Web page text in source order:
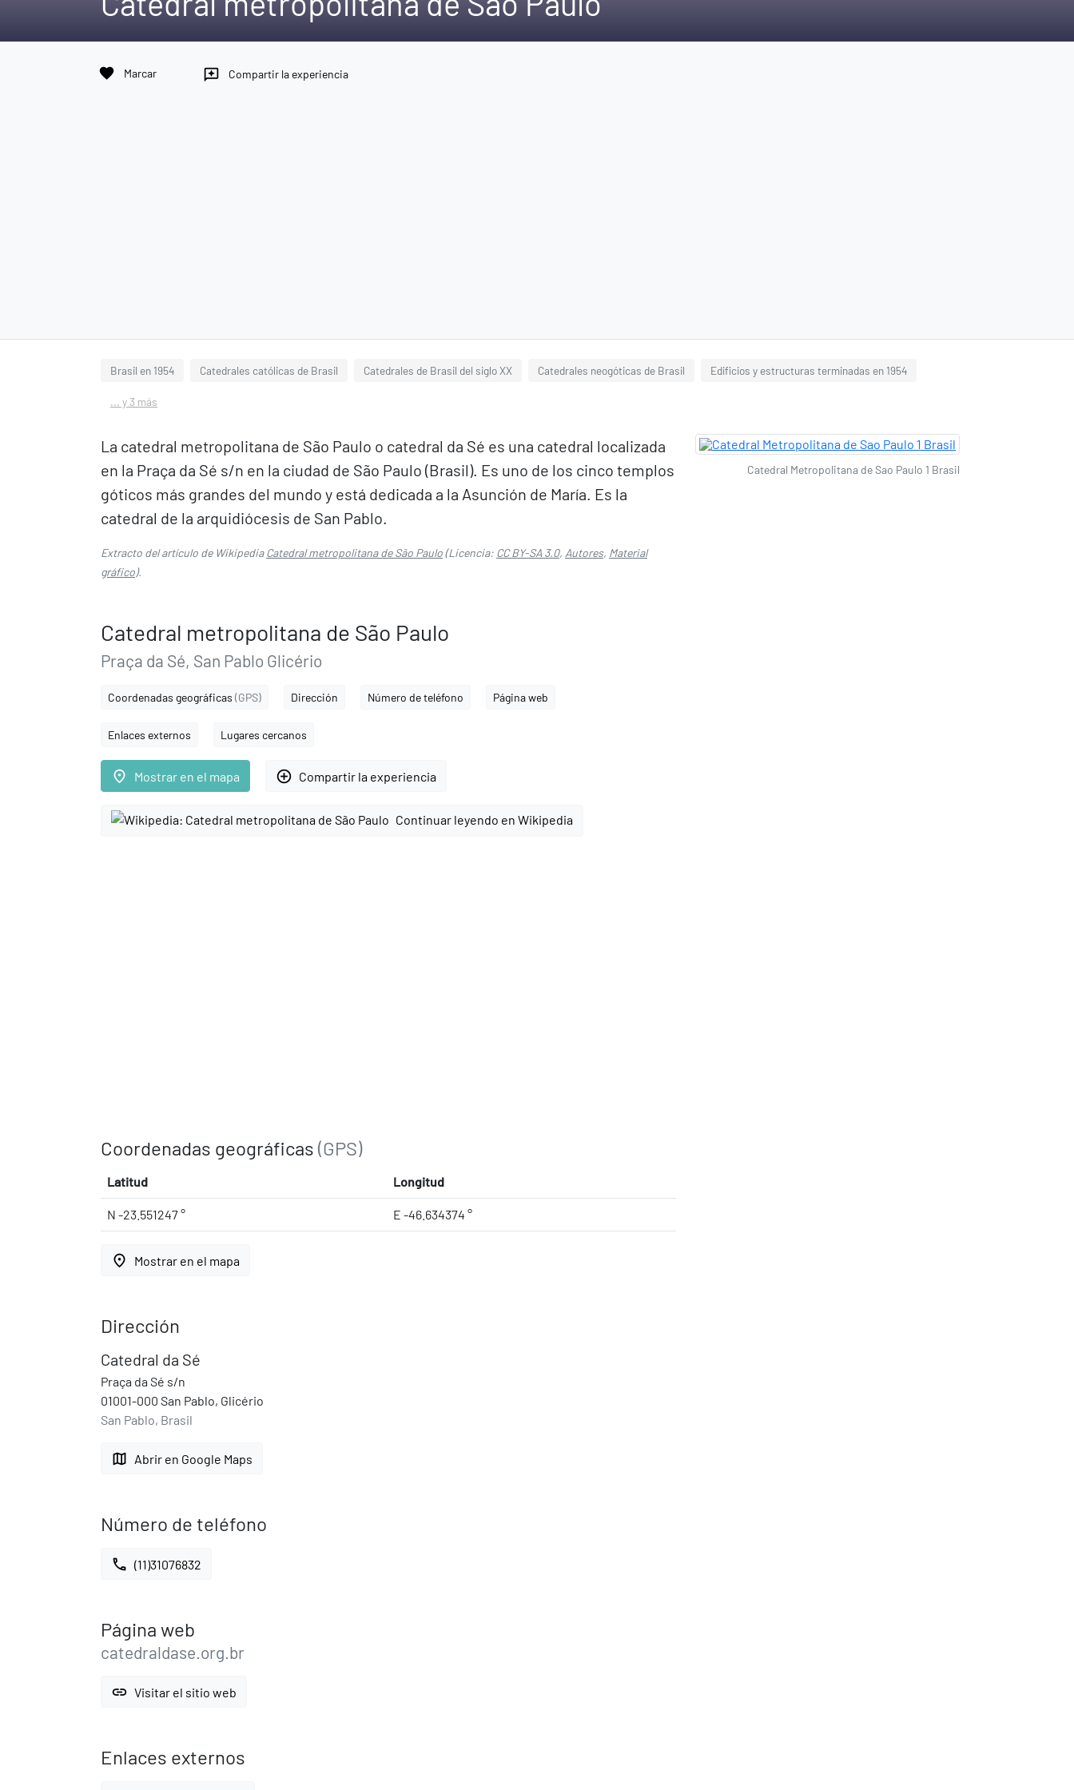
favorite Marcar reviews Compartir la experiencia
Brasil en 1954 Catedrales católicas de Brasil Catedrales de Brasil del siglo XX Catedrales neogóticas de Brasil Edificios y estructuras terminadas en 1954
... y 3 más
La catedral metropolitana de São Paulo o catedral da Sé es una catedral localizada
en la Praça da Sé s/n en la ciudad de São Paulo (Brasil). Es uno de los cinco templos
góticos más grandes del mundo y está dedicada a la Asunción de María. Es la
catedral de la arquidiócesis de San Pablo.
Extracto del artículo de WikipediaCatedral metropolitana de São Paulo(Licencia: CC BY-SA 3.0, Autores, Material
gráfico).
Catedral metropolitana de São Paulo
Praça da Sé, San Pablo Glicério
Coordenadas geográficas (GPS) Dirección Número de teléfono Página web
Enlaces externos Lugares cercanos
place Mostrar en el mapa add_circle_outline Compartir la experiencia
Continuar leyendo en Wikipedia
Coordenadas geográficas (GPS)
Latitud Longitud
N -23.551247 ° E -46.634374 °
place Mostrar en el mapa
Dirección
Catedral da Sé
Praça da Sé s/n
01001-000 San Pablo, Glicério
San Pablo, Brasil
map Abrir en Google Maps
Número de teléfono
call (11)31076832
Página web
catedraldase.org.br
link Visitar el sitio web
Enlaces externos
Catedral Metropolitana de Sao Paulo 1 Brasil